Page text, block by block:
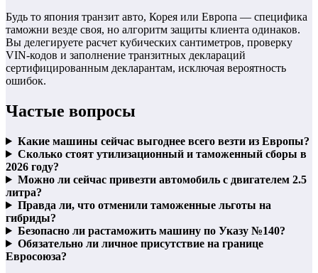
Будь то япония транзит авто, Корея или Европа — специфика
таможни везде своя, но алгоритм защиты клиента одинаков.
Вы делегируете расчет кубических сантиметров, проверку
VIN-кодов и заполнение транзитных деклараций
сертифицированным декларантам, исключая вероятность
ошибок.
Частые вопросы
Какие машины сейчас выгоднее всего везти из Европы?
Сколько стоят утилизационный и таможенный сборы в
2026 году?
Можно ли сейчас привезти автомобиль с двигателем 2.5
литра?
Правда ли, что отменили таможенные льготы на
гибриды?
Безопасно ли растаможить машину по Указу №140?
Обязательно ли личное присутствие на границе
Евросоюза?